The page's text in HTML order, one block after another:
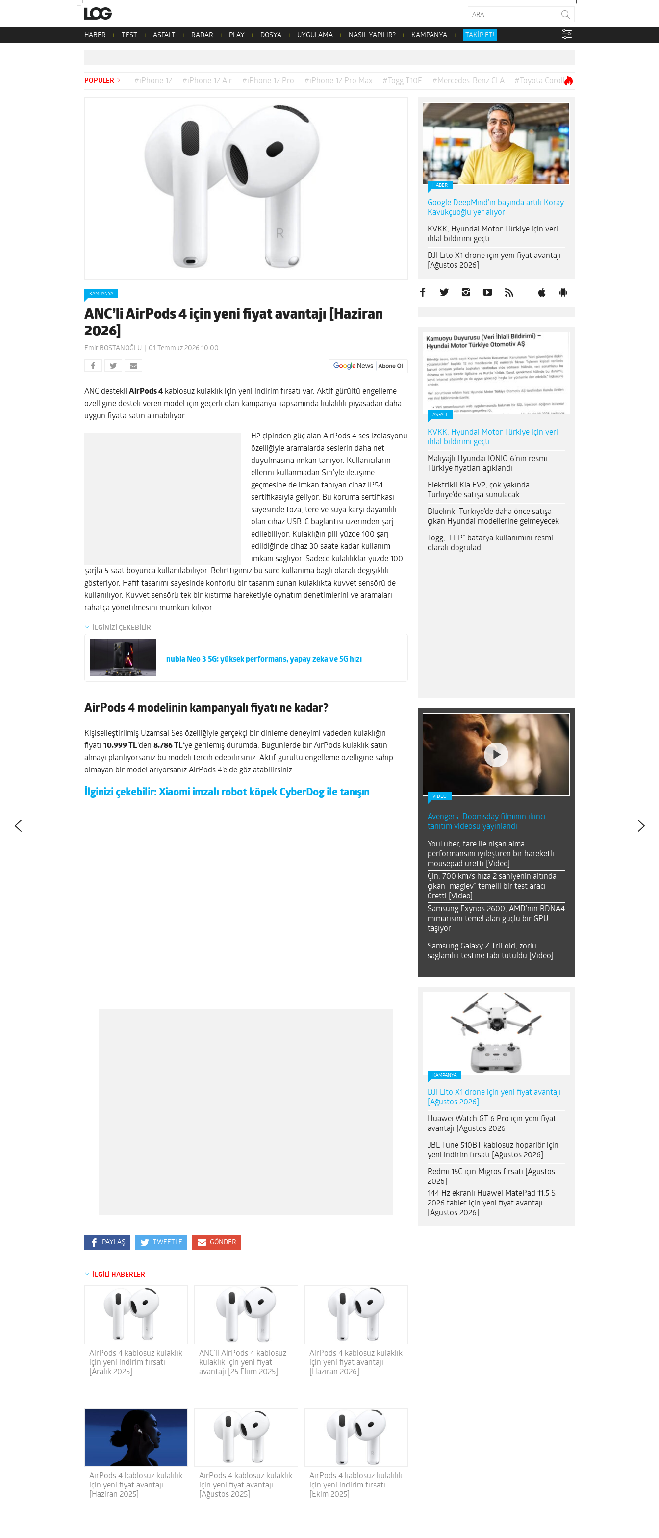
HABER TEST ASFALT RADAR PLAY DOSYA UYGULAMA NASIL YAPILIR? KAMPANYA TAKİP ET!
POPÜLER #iPhone 17 #iPhone 17 Air #iPhone 17 Pro #iPhone 17 Pro Max #Togg T10F #Mercedes-Benz CLA #Toyota Corolla
KAMPANYA
ANC’li AirPods 4 için yeni fiyat avantajı [Haziran
2026]
Emir BOSTANOĞLU 01 Temmuz 2026 10:00
ANC destekli AirPods 4 kablosuz kulaklık için yeni indirim fırsatı var. Aktif gürültü engelleme
özelliğine destek veren model için geçerli olan kampanya kapsamında kulaklık piyasadan daha
uygun fiyata satın alınabiliyor.
H2 çipinden güç alan AirPods 4 ses izolasyonu
özelliğiyle aramalarda seslerin daha net
duyulmasına imkan tanıyor. Kullanıcıların
ellerini kullanmadan Siri’yle iletişime
geçmesine de imkan tanıyan cihaz IP54
sertifikasıyla geliyor. Bu koruma sertifikası
sayesinde toza, tere ve suya karşı dayanıklı
olan cihaz USB-C bağlantısı üzerinden şarj
edilebiliyor. Kulaklığın pili yüzde 100 şarj
edildiğinde cihaz 30 saate kadar kullanım
imkanı sağlıyor. Sadece kulaklıklar yüzde 100
şarjla 5 saat boyunca kullanılabiliyor. Belirttiğimiz bu süre kullanıma bağlı olarak değişiklik
gösteriyor. Hafif tasarımı sayesinde konforlu bir tasarım sunan kulaklıkta kuvvet sensörü de
kullanılıyor. Kuvvet sensörü tek bir kıstırma hareketiyle oynatım denetimlerini ve aramaları
rahatça yönetilmesini mümkün kılıyor.
İLGİNİZİ ÇEKEBİLİR
nubia Neo 3 5G: yüksek performans, yapay zeka ve 5G hızı
AirPods 4 modelinin kampanyalı fiyatı ne kadar?
Kişiselleştirilmiş Uzamsal Ses özelliğiyle gerçekçi bir dinleme deneyimi vadeden kulaklığın
fiyatı 10.999 TL‘den 8.786 TL‘ye gerilemiş durumda. Bugünlerde bir AirPods kulaklık satın
almayı planlıyorsanız bu modeli tercih edebilirsiniz. Aktif gürültü engelleme özelliğine sahip
olmayan bir model arıyorsanız AirPods 4’e de göz atabilirsiniz.
İlginizi çekebilir: Xiaomi imzalı robot köpek CyberDog ile tanışın
PAYLAŞ TWEETLE GÖNDER
İLGİLİ HABERLER
AirPods 4 kablosuz kulaklık
için yeni indirim fırsatı
[Aralık 2025]
ANC’li AirPods 4 kablosuz
kulaklık için yeni fiyat
avantajı [25 Ekim 2025]
AirPods 4 kablosuz kulaklık
için yeni fiyat avantajı
[Haziran 2026]
AirPods 4 kablosuz kulaklık
için yeni fiyat avantajı
[Haziran 2025]
AirPods 4 kablosuz kulaklık
için yeni fiyat avantajı
[Ağustos 2025]
AirPods 4 kablosuz kulaklık
için yeni indirim fırsatı
[Ekim 2025]
HABER
Google DeepMind’ın başında artık Koray
Kavukçuoğlu yer alıyor
KVKK, Hyundai Motor Türkiye için veri
ihlal bildirimi geçti
DJI Lito X1 drone için yeni fiyat avantajı
[Ağustos 2026]
ASFALT
KVKK, Hyundai Motor Türkiye için veri
ihlal bildirimi geçti
Makyajlı Hyundai IONIQ 6’nın resmi
Türkiye fiyatları açıklandı
Elektrikli Kia EV2, çok yakında
Türkiye’de satışa sunulacak
Bluelink, Türkiye’de daha önce satışa
çıkan Hyundai modellerine gelmeyecek
Togg, “LFP” batarya kullanımını resmi
olarak doğruladı
VİDEO
Avengers: Doomsday filminin ikinci
tanıtım videosu yayınlandı
YouTuber, fare ile nişan alma
performansını iyileştiren bir hareketli
mousepad üretti [Video]
Çin, 700 km/s hıza 2 saniyenin altında
çıkan “maglev” temelli bir test aracı
üretti [Video]
Samsung Exynos 2600, AMD’nin RDNA4
mimarisini temel alan güçlü bir GPU
taşıyor
Samsung Galaxy Z TriFold, zorlu
sağlamlık testine tabi tutuldu [Video]
KAMPANYA
DJI Lito X1 drone için yeni fiyat avantajı
[Ağustos 2026]
Huawei Watch GT 6 Pro için yeni fiyat
avantajı [Ağustos 2026]
JBL Tune 510BT kablosuz hoparlör için
yeni indirim fırsatı [Ağustos 2026]
Redmi 15C için Migros fırsatı [Ağustos
2026]
144 Hz ekranlı Huawei MatePad 11.5 S
2026 tablet için yeni fiyat avantajı
[Ağustos 2026]